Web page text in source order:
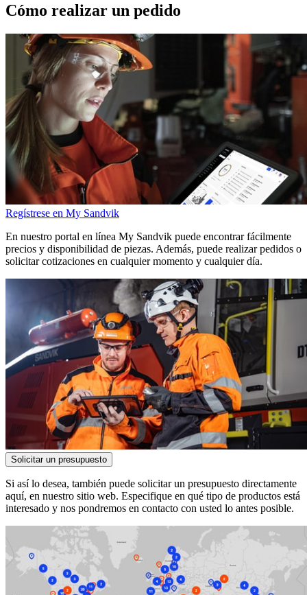
Cómo realizar un pedido
Regístrese en My Sandvik
En nuestro portal en línea My Sandvik puede encontrar fácilmente
precios y disponibilidad de piezas. Además, puede realizar pedidos o
solicitar cotizaciones en cualquier momento y cualquier día.
Solicitar un presupuesto
Si así lo desea, también puede solicitar un presupuesto directamente
aquí, en nuestro sitio web. Especifique en qué tipo de productos está
interesado y nos pondremos en contacto con usted lo antes posible.